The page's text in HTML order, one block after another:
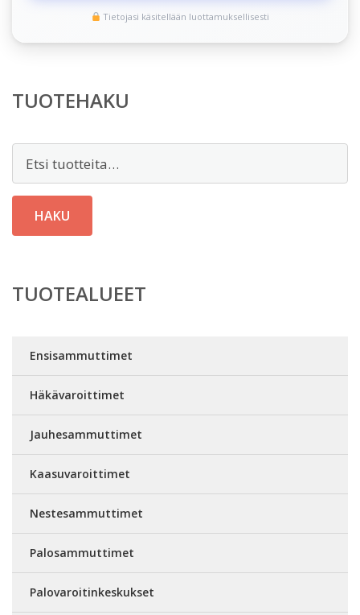
Tietojasi käsitellään luottamuksellisesti
TUOTEHAKU
HAKU
TUOTEALUEET
Ensisammuttimet
Häkävaroittimet
Jauhesammuttimet
Kaasuvaroittimet
Nestesammuttimet
Palosammuttimet
Palovaroitinkeskukset